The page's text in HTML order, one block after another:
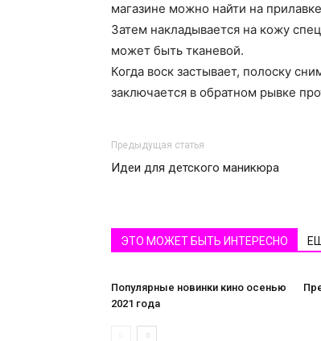
магазине можно найти на
Затем накладывается на кожу
может быть тканевой.
Когда воск застывает, полоску
заключается в обратном рывке
Предыдущая статья
Идеи для детского маникюра
ЭТО МОЖЕТ БЫТЬ ИНТЕРЕСНО
Популярные новинки кино осенью
2021 года